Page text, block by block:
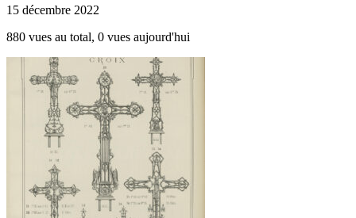
15 décembre 2022
880 vues au total, 0 vues aujourd'hui